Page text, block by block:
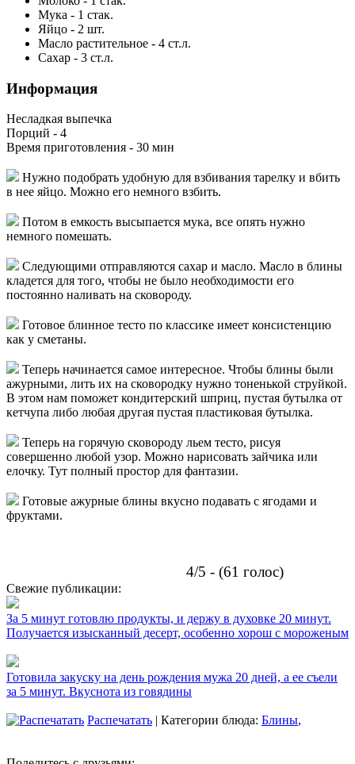
Мука - 1 стак.
Яйцо - 2 шт.
Масло растительное - 4 ст.л.
Сахар - 3 ст.л.
Информация
Несладкая выпечка
Порций - 4
Время приготовления - 30 мин
Нужно подобрать удобную для взбивания тарелку и вбить
в нее яйцо. Можно его немного взбить.
Потом в емкость высыпается мука, все опять нужно
немного помешать.
Следующими отправляются сахар и масло. Масло в блины
кладется для того, чтобы не было необходимости его
постоянно наливать на сковороду.
Готовое блинное тесто по классике имеет консистенцию
как у сметаны.
Теперь начинается самое интересное. Чтобы блины были
ажурными, лить их на сковородку нужно тоненькой струйкой.
В этом нам поможет кондитерский шприц, пустая бутылка от
кетчупа либо любая другая пустая пластиковая бутылка.
Теперь на горячую сковороду льем тесто, рисуя
совершенно любой узор. Можно нарисовать зайчика или
елочку. Тут полный простор для фантазии.
Готовые ажурные блины вкусно подавать с ягодами и
фруктами.
4/5 - (61 голос)
Свежие публикации:
За 5 минут готовлю продукты, и держу в духовке 20 минут.
Получается изысканный десерт, особенно хорош с мороженым
Готовила закуску на день рождения мужа 20 дней, а ее съели
за 5 минут. Вкуснота из говядины
Распечатать | Категории блюда: Блины,